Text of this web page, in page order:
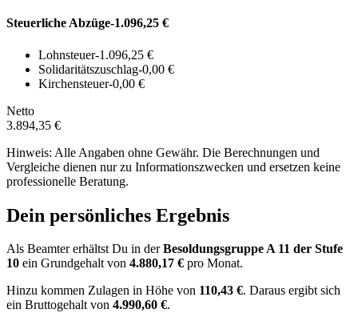
Steuerliche Abzüge-1.096,25 €
Lohnsteuer-1.096,25 €
Solidaritätszuschlag-0,00 €
Kirchensteuer-0,00 €
Netto
3.894,35 €
Hinweis: Alle Angaben ohne Gewähr. Die Berechnungen und
Vergleiche dienen nur zu Informationszwecken und ersetzen keine
professionelle Beratung.
Dein persönliches Ergebnis
Als Beamter erhältst Du in derBesoldungsgruppeA 11 der Stufe
10 ein Grundgehalt von 4.880,17 € pro Monat.
Hinzu kommen Zulagen in Höhe von 110,43 €. Daraus ergibt sich
ein Bruttogehalt von 4.990,60 €.